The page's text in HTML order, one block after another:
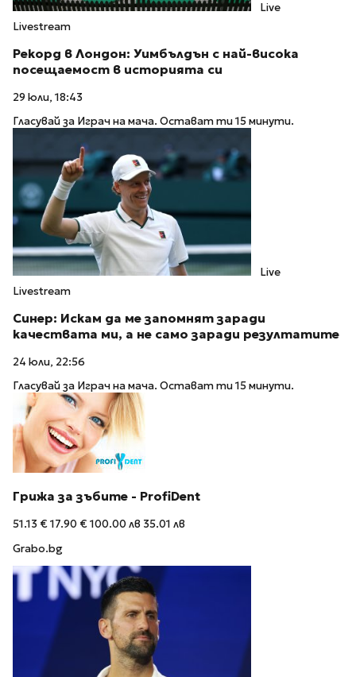
Live
Livestream
Рекорд в Лондон: Уимбълдън с най-висока
посещаемост в историята си
29 юли, 18:43
Гласувай за Играч на мача. Остават ти 15 минути.
Live
Livestream
Синер: Искам да ме запомнят заради
качествата ми, а не само заради резултатите
24 юли, 22:56
Гласувай за Играч на мача. Остават ти 15 минути.
Грижа за зъбите - ProfiDent
51.13 €17.90 €100.00 лв 35.01 лв
Grabo.bg